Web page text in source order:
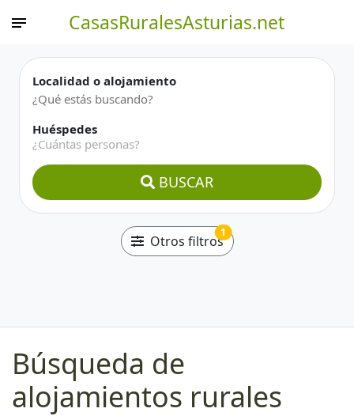
CasasRuralesAsturias.net
Localidad o alojamiento
Huéspedes
¿Cuántas personas?
BUSCAR
Otros filtros
1
Búsqueda de
alojamientos rurales